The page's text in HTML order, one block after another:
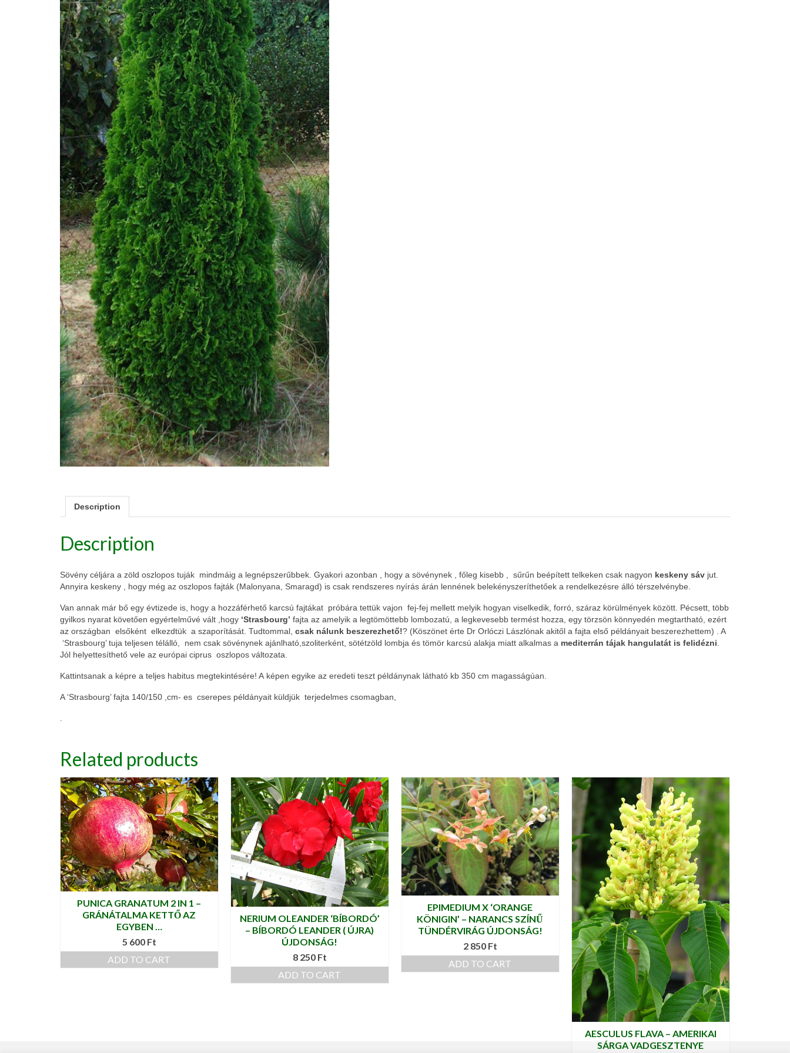
Description
Description
Sövény céljára a zöld oszlopos tuják mindmáig a legnépszerűbbek. Gyakori azonban , hogy a sövénynek , főleg kisebb , sűrűn beépített telkeken csak nagyon keskeny sáv jut.
Annyira keskeny , hogy még az oszlopos fajták (Malonyana, Smaragd) is csak rendszeres nyírás árán lennének belekényszeríthetőek a rendelkezésre álló térszelvénybe.
Van annak már bő egy évtizede is, hogy a hozzáférhető karcsú fajtákat próbára tettük vajon fej-fej mellett melyik hogyan viselkedik, forró, száraz körülmények között. Pécsett, több
gyilkos nyarat követően egyértelművé vált ,hogy ‘Strasbourg’ fajta az amelyik a legtömöttebb lombozatú, a legkevesebb termést hozza, egy törzsön könnyedén megtartható, ezért
az országban elsőként elkezdtük a szaporítását. Tudtommal, csak nálunk beszerezhető!? (Köszönet érte Dr Orlóczi Lászlónak akitől a fajta első példányait beszerezhettem) . A
‘Strasbourg’ tuja teljesen télálló, nem csak sövénynek ajánlható,szoliterként, sötétzöld lombja és tömör karcsú alakja miatt alkalmas a mediterrán tájak hangulatát is felidézni
Jól helyettesíthető vele az európai ciprus oszlopos változata.
Kattintsanak a képre a teljes habitus megtekintésére! A képen egyike az eredeti teszt példánynak látható kb 350 cm magasságúan.
A ‘Strasbourg’ fajta 140/150 ,cm- es cserepes példányait küldjük terjedelmes csomagban,
Related products
PUNICA GRANATUM 2 IN 1 –
GRÁNÁTALMA KETTŐ AZ
EGYBEN …
5 600 Ft
ADD TO CART
NERIUM OLEANDER ‘BÍBORDÓ’
– BÍBORDÓ LEANDER ( ÚJRA)
ÚJDONSÁG!
8 250 Ft
ADD TO CART
EPIMEDIUM X ‘ORANGE
KÖNIGIN’ – NARANCS SZÍNŰ
TÜNDÉRVIRÁG ÚJDONSÁG!
2 850 Ft
ADD TO CART
AESCULUS FLAVA – AMERIKAI
SÁRGA VADGESZTENYE